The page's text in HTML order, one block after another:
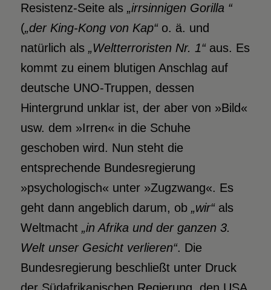
Resistenz-Seite als „irrsinnigen Gorilla “
(„der King-Kong von Kap“o. ä. und
natürlich als „Weltterroristen Nr. 1“aus. Es
kommt zu einem blutigen Anschlag auf
deutsche UNO-Truppen, dessen
Hintergrund unklar ist, der aber von »Bild«
usw. dem »Irren« in die Schuhe
geschoben wird. Nun steht die
entsprechende Bundesregierung
»psychologisch« unter »Zugzwang«. Es
geht dann angeblich darum, ob „wir“als
Weltmacht „in Afrika und der ganzen 3.
Welt unser Gesicht verlieren“. Die
Bundesregierung beschließt unter Druck